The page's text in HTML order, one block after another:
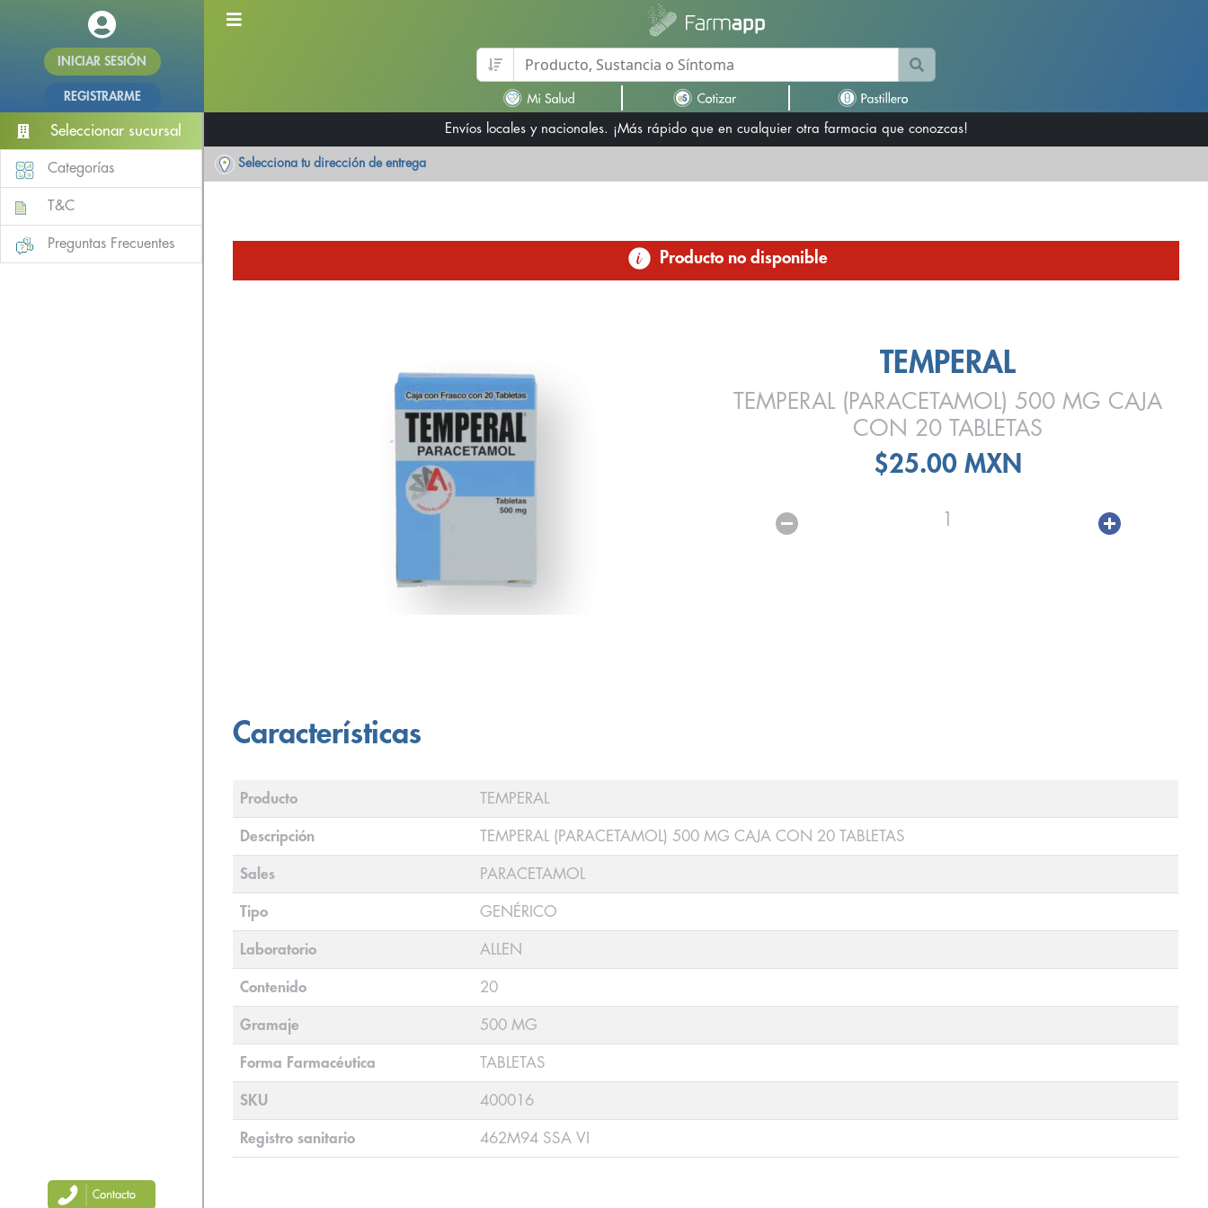
INICIAR SESIÓN
REGISTRARME
Seleccionar sucursal
Categorías
T&C
Preguntas Frecuentes
Envíos locales y nacionales. ¡Más rápido que en cualquier otra farmacia que conozcas!
Selecciona tu dirección de entrega
Producto no disponible
TEMPERAL
TEMPERAL (PARACETAMOL) 500 MG CAJA
CON 20 TABLETAS
$25.00 MXN
1
Características
Producto TEMPERAL
Descripción TEMPERAL (PARACETAMOL) 500 MG CAJA CON 20 TABLETAS
Sales PARACETAMOL
Tipo GENÉRICO
Laboratorio ALLEN
Contenido 20
Gramaje 500 MG
Forma Farmacéutica TABLETAS
SKU 400016
Registro sanitario 462M94 SSA VI